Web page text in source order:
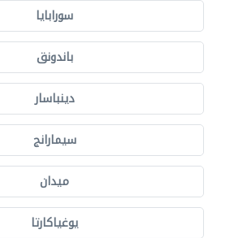
سورابايا
باندونق
دينباسار
سيمارانج
ميدان
يوغياكارتا